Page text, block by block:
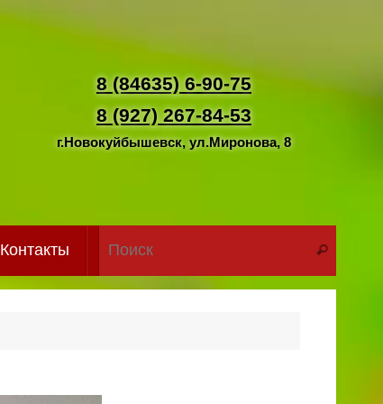
8 (84635) 6-90-75
8 (927) 267-84-53
г.Новокуйбышевск, ул.Миронова, 8
Контакты Поиск